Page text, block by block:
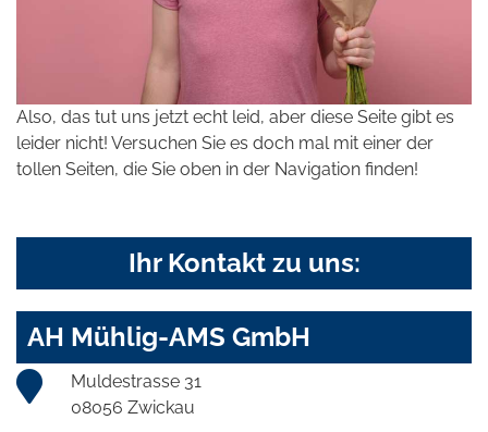
Also, das tut uns jetzt echt leid, aber diese Seite gibt es
leider nicht! Versuchen Sie es doch mal mit einer der
tollen Seiten, die Sie oben in der Navigation finden!
Ihr Kontakt zu uns:
AH Mühlig-AMS GmbH
Muldestrasse 31
08056 Zwickau